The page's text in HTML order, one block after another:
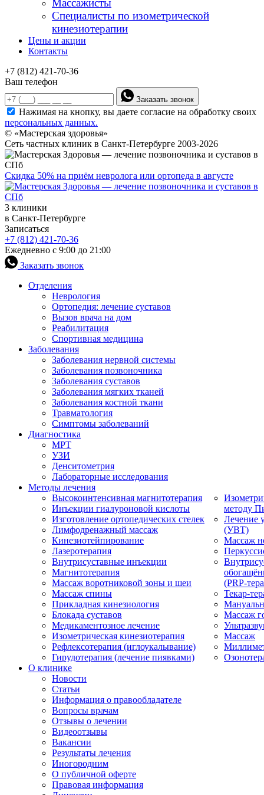
Массажисты
Специалисты по изометрической
кинезиотерапии
Цены и акции
Контакты
+7 (812) 421-70-36
Ваш телефон
Заказать звонок
Нажимая на кнопку, вы даете согласие на обработку своих
персональных данных.
© «Мастерская здоровья»
Сеть частных клиник в Санкт-Петербурге 2003-2026
Скидка 50% на приём невролога или ортопеда в августе
3 клиники
в Санкт-Петербурге
Записаться
+7 (812) 421-70-36
Ежедневно с 9:00 до 21:00
Заказать звонок
Отделения
Неврология
Ортопедия: лечение суставов
Вызов врача на дом
Реабилитация
Спортивная медицина
Заболевания
Заболевания нервной системы
Заболевания позвоночника
Заболевания суставов
Заболевания мягких тканей
Заболевания костной ткани
Травматология
Симптомы заболеваний
Диагностика
МРТ
УЗИ
Денситометрия
Лабораторные исследования
Методы лечения
Высокоинтенсивная магнитотерапия
Инъекции гиалуроновой кислоты
Изготовление ортопедических стелек
Лимфодренажный массаж
Кинезиотейпирование
Лазеротерапия
Внутрисуставные инъекции
Магнитотерапия
Массаж воротниковой зоны и шеи
Массаж спины
Прикладная кинезиология
Блокада суставов
Медикаментозное лечение
Изометрическая кинезиотерапия
Рефлексотерапия (иглоукалывание)
Гирудотерапия (лечение пиявками)
методу
Лечение
(УВТ)
Массаж
(PRP-
Текар-
Массаж
Массаж
О клинике
Новости
Статьи
Информация о правообладателе
Вопросы врачам
Отзывы о лечении
Видеоотзывы
Вакансии
Результаты лечения
Иногородним
О публичной оферте
Правовая информация